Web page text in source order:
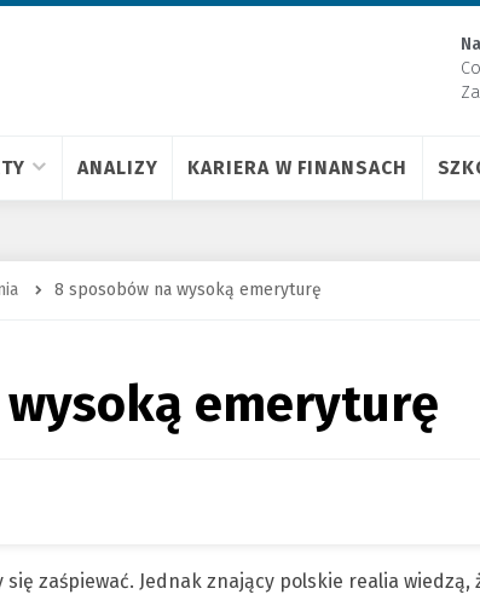
ANALIZY KARIERA W FINANSACH
8 sposobów na wysoką emeryturę
emeryturę
się zaśpiewać. Jednak znający polskie realia wiedzą,